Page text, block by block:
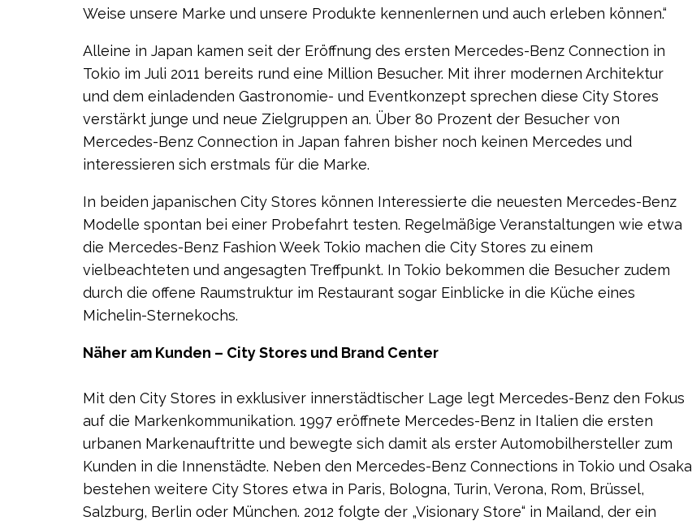
Weise unsere Marke und unsere Produkte kennenlernen und auch erleben können.“
Alleine in Japan kamen seit der Eröffnung des ersten Mercedes-Benz Connection in
Tokio im Juli 2011 bereits rund eine Million Besucher. Mit ihrer modernen Architektur
und dem einladenden Gastronomie- und Eventkonzept sprechen diese City Stores
verstärkt junge und neue Zielgruppen an. Über 80 Prozent der Besucher von
Mercedes-Benz Connection in Japan fahren bisher noch keinen Mercedes und
interessieren sich erstmals für die Marke.
In beiden japanischen City Stores können Interessierte die neuesten Mercedes-Benz
Modelle spontan bei einer Probefahrt testen. Regelmäßige Veranstaltungen wie etwa
die Mercedes-Benz Fashion Week Tokio machen die City Stores zu einem
vielbeachteten und angesagten Treffpunkt. In Tokio bekommen die Besucher zudem
durch die offene Raumstruktur im Restaurant sogar Einblicke in die Küche eines
Michelin-Sternekochs.
Näher am Kunden – City Stores und Brand Center
Mit den City Stores in exklusiver innerstädtischer Lage legt Mercedes-Benz den Fokus
auf die Markenkommunikation. 1997 eröffnete Mercedes-Benz in Italien die ersten
urbanen Markenauftritte und bewegte sich damit als erster Automobilhersteller zum
Kunden in die Innenstädte. Neben den Mercedes-Benz Connections in Tokio und Osaka
bestehen weitere City Stores etwa in Paris, Bologna, Turin, Verona, Rom, Brüssel,
Salzburg, Berlin oder München. 2012 folgte der „Visionary Store“ in Mailand, der ein